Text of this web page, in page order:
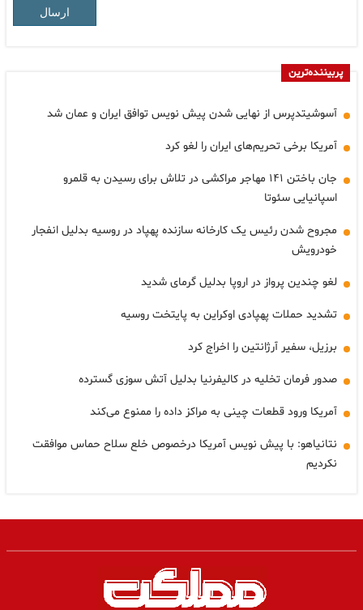
ارسال
پربیننده‌ترین
آسوشیتدپرس از نهایی شدن پیش نویس توافق ایران و عمان شد
آمریکا برخی تحریم‌های ایران را لغو کرد
جان باختن ۱۴۱ مهاجر مراکشی در تلاش برای رسیدن به قلمرو
اسپانیایی سئوتا
مجروح شدن رئیس یک کارخانه سازنده پهپاد در روسیه بدلیل انفجار
خودرویش
لغو چندین پرواز در اروپا بدلیل گرمای شدید
تشدید حملات پهپادی اوکراین به پایتخت روسیه
برزیل، سفیر آرژانتین را اخراج کرد
صدور فرمان تخلیه در کالیفرنیا بدلیل آتش سوزی گسترده
آمریکا ورود قطعات چینی به مراکز داده را ممنوع می‌کند
نتانیاهو: با پیش نویس آمریکا درخصوص خلع سلاح حماس موافقت
نکردیم